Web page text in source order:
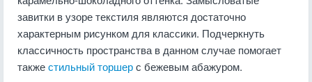
завитки в узоре текстиля являются достаточно
характерным рисунком для классики. Подчеркнуть
классичность пространства в данном случае помогает
такжестильный торшерс бежевым абажуром.